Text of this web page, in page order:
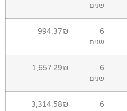
שנים
6
שנים
994.37₪
6
שנים
1,657.29₪
6
3,314.58₪